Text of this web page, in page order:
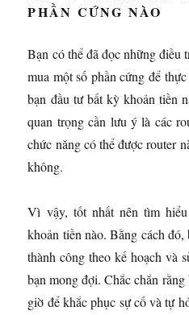
PHẦN CỨNG NÀO
Bạn có thể đã đọc những điều
mua một số phần cứng để
bạn đầu tư bất kỳ khoản tiền
quan trọng cần lưu ý là các
chức năng có thể được router
không.
Vì vậy, tốt nhất nên tìm
khoản tiền nào. Bằng cách
thành công theo kế hoạch và
bạn mong đợi. Chắc chắn
giờ để khắc phục sự cố và tự